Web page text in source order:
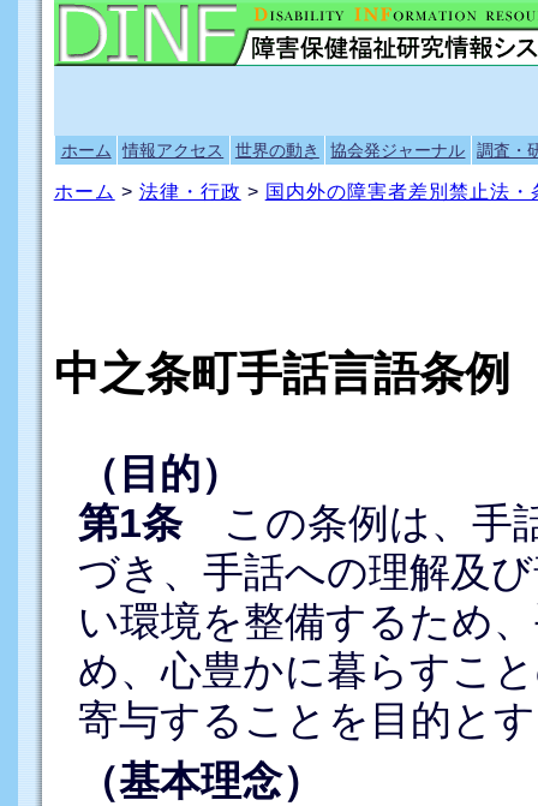
ホーム 情報アクセス 世界の動き 協会発ジャーナル 調査・
ホーム > 法律・行政 > 国内外の障害者差別禁止法
中之条町手話言語条例
（目的）
第1条この条例は、手
づき、手話への理解及
い環境を整備するため
め、心豊かに暮らすこ
寄与することを目的と
（基本理念）